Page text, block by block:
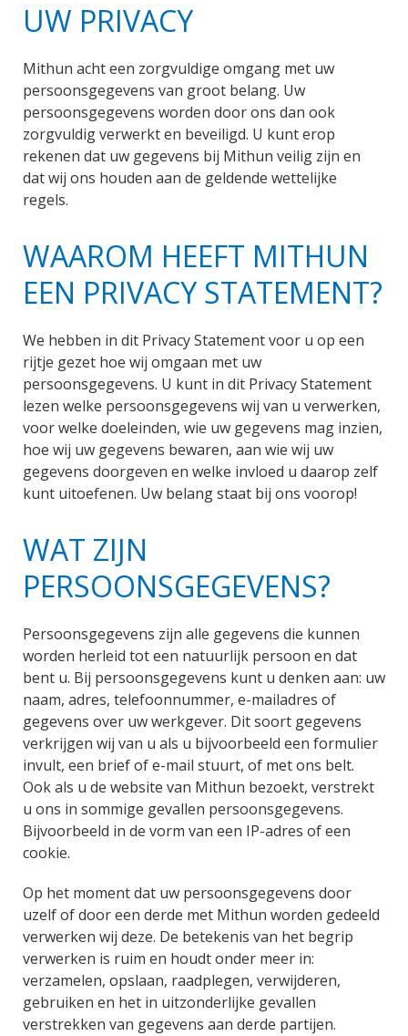
UW PRIVACY
Mithun acht een zorgvuldige omgang met uw
persoonsgegevens van groot belang. Uw
persoonsgegevens worden door ons dan ook
zorgvuldig verwerkt en beveiligd. U kunt erop
rekenen dat uw gegevens bij Mithun veilig zijn en
dat wij ons houden aan de geldende wettelijke
regels.
WAAROM HEEFT MITHUN
EEN PRIVACY STATEMENT?
We hebben in dit Privacy Statement voor u op een
rijtje gezet hoe wij omgaan met uw
persoonsgegevens. U kunt in dit Privacy Statement
lezen welke persoonsgegevens wij van u verwerken,
voor welke doeleinden, wie uw gegevens mag inzien,
hoe wij uw gegevens bewaren, aan wie wij uw
gegevens doorgeven en welke invloed u daarop zelf
kunt uitoefenen. Uw belang staat bij ons voorop!
WAT ZIJN
PERSOONSGEGEVENS?
Persoonsgegevens zijn alle gegevens die kunnen
worden herleid tot een natuurlijk persoon en dat
bent u. Bij persoonsgegevens kunt u denken aan: uw
naam, adres, telefoonnummer, e-mailadres of
gegevens over uw werkgever. Dit soort gegevens
verkrijgen wij van u als u bijvoorbeeld een formulier
invult, een brief of e-mail stuurt, of met ons belt.
Ook als u de website van Mithun bezoekt, verstrekt
u ons in sommige gevallen persoonsgegevens.
Bijvoorbeeld in de vorm van een IP-adres of een
cookie.
Op het moment dat uw persoonsgegevens door
uzelf of door een derde met Mithun worden gedeeld
verwerken wij deze. De betekenis van het begrip
verwerken is ruim en houdt onder meer in:
verzamelen, opslaan, raadplegen, verwijderen,
gebruiken en het in uitzonderlijke gevallen
verstrekken van gegevens aan derde partijen.